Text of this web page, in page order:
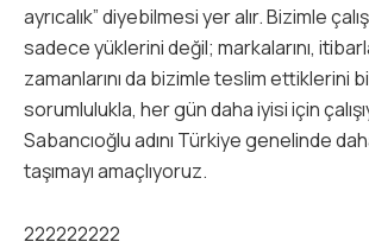
ayrıcalık” diyebilmesi yer alır. Bizimle
sadece yüklerini değil; markalarını,
zamanlarını da bizimle teslim ettiklerini
sorumlulukla, her gün daha iyisi için
Sabancıoğlu adını Türkiye genelinde
taşımayı amaçlıyoruz.
222222222